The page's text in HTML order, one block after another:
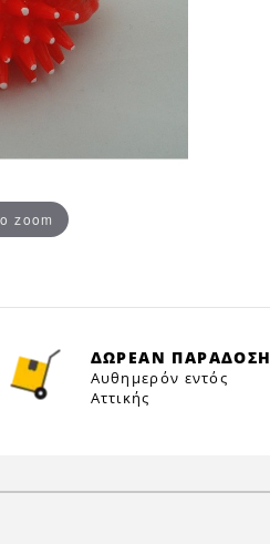
zoom
ΔΩΡΕΑΝ ΠΑΡΑΔΟΣΗ
Αυθημερόν εντός
Αττικής